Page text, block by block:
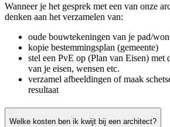
Wanneer je het gesprek met een van onze
denken aan het verzamelen van:
oude bouwtekeningen van je pad/
kopie bestemmingsplan (gemeente)
stel een PvE op (Plan van Eisen) met
van je eisen, wensen etc.
verzamel afbeeldingen of maak
resultaat
Welke kosten ben ik kwijt bij een architect?